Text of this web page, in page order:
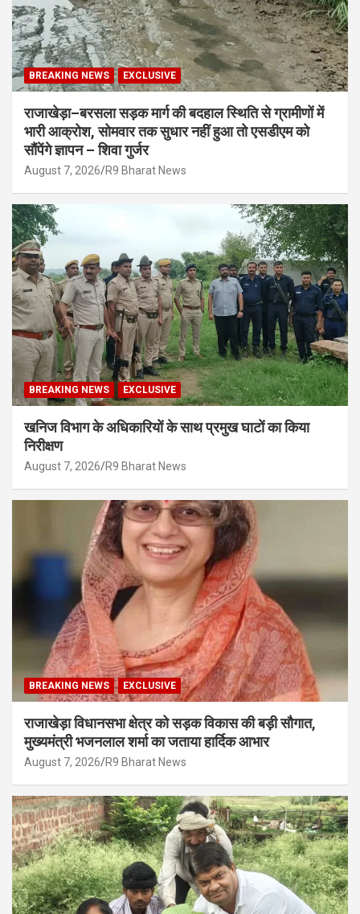
BREAKING NEWS EXCLUSIVE
राजाखेड़ा–बरसला सड़क मार्ग की बदहाल स्थिति से ग्रामीणों में
भारी आक्रोश, सोमवार तक सुधार नहीं हुआ तो एसडीएम को
सौंपेंगे ज्ञापन – शिवा गुर्जर
August 7, 2026 R9 Bharat News
BREAKING NEWS EXCLUSIVE
खनिज विभाग के अधिकारियों के साथ प्रमुख घाटों का किया
निरीक्षण
August 7, 2026 R9 Bharat News
BREAKING NEWS EXCLUSIVE
राजाखेड़ा विधानसभा क्षेत्र को सड़क विकास की बड़ी सौगात,
मुख्यमंत्री भजनलाल शर्मा का जताया हार्दिक आभार
August 7, 2026 R9 Bharat News